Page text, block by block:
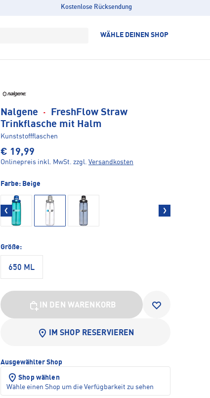
Kostenlose Rücksendung
WÄHLE DEINEN SHOP
Nalgene ·
FreshFlow Straw
Trinkflasche mit Halm
Kunststoffflaschen
€ 19,99
Onlinepreis inkl. MwSt. zzgl. Versandkosten
Farbe: Beige
Größe:
650 ML
IN DEN WARENKORB
IM SHOP RESERVIEREN
Ausgewählter Shop
Shop wählen
Wähle einen Shop um die Verfügbarkeit zu sehen